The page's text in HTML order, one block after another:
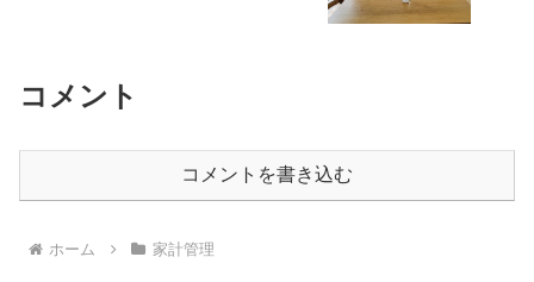
コメント
コメントを書き込む
ホーム 家計管理